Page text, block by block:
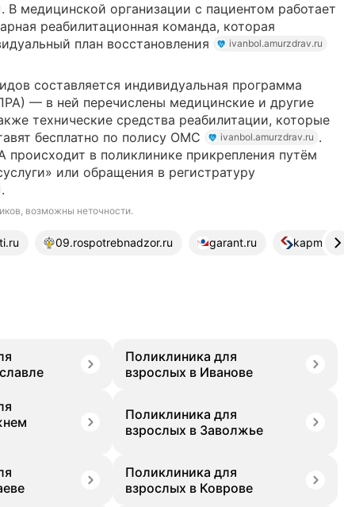
. В медицинской организации с пациентом работает
реабилитационная команда, которая
план восстановления
ivanbol.amurzdrav.ru
составляется индивидуальная программа
— в ней перечислены медицинские и другие
технические средства реабилитации, которые
бесплатно по полису ОМС
ivanbol.amurzdrav.ru .
в поликлинике прикрепления путём
или обращения в регистратуру
.
возможны неточности.
09.rospotrebnadzor.ru garant.ru kapmed.ru
Поликлиника для
взрослых в Иванове
Поликлиника для
взрослых в Заволжье
Поликлиника для
взрослых в Коврове